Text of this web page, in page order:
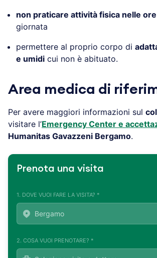
non praticare attività fisica nelle
giornata
permettere al proprio corpo di
e umidi cui non è abituato.
Area medica di
Per avere maggiori informazioni sul
visitare l’Emergency Center e
Humanitas Gavazzeni Bergamo.
Prenota una visita
1. DOVE VUOI FARE LA VISITA? *
2. COSA VUOI PRENOTARE? *